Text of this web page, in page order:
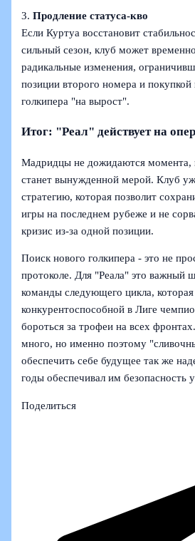
3.Продление статуса-кво
Если Куртуа восстановит
сильный сезон, клуб может
радикальные изменения,
позиции второго номера и покупкой
голкипера "на вырост".
Итог: "Реал" действует на
Мадридцы не дожидаются момента,
станет вынужденной мерой. Клуб
стратегию, которая позволит
игры на последнем рубеже и не
кризис из-за одной позиции.
Поиск нового голкипера - это не
протоколе. Для "Реала" это важный
команды следующего цикла,
конкурентоспособной в Лиге
бороться за трофеи на всех
много, но именно поэтому
обеспечить себе будущее так же
годы обеспечивал им безопасность
Поделиться